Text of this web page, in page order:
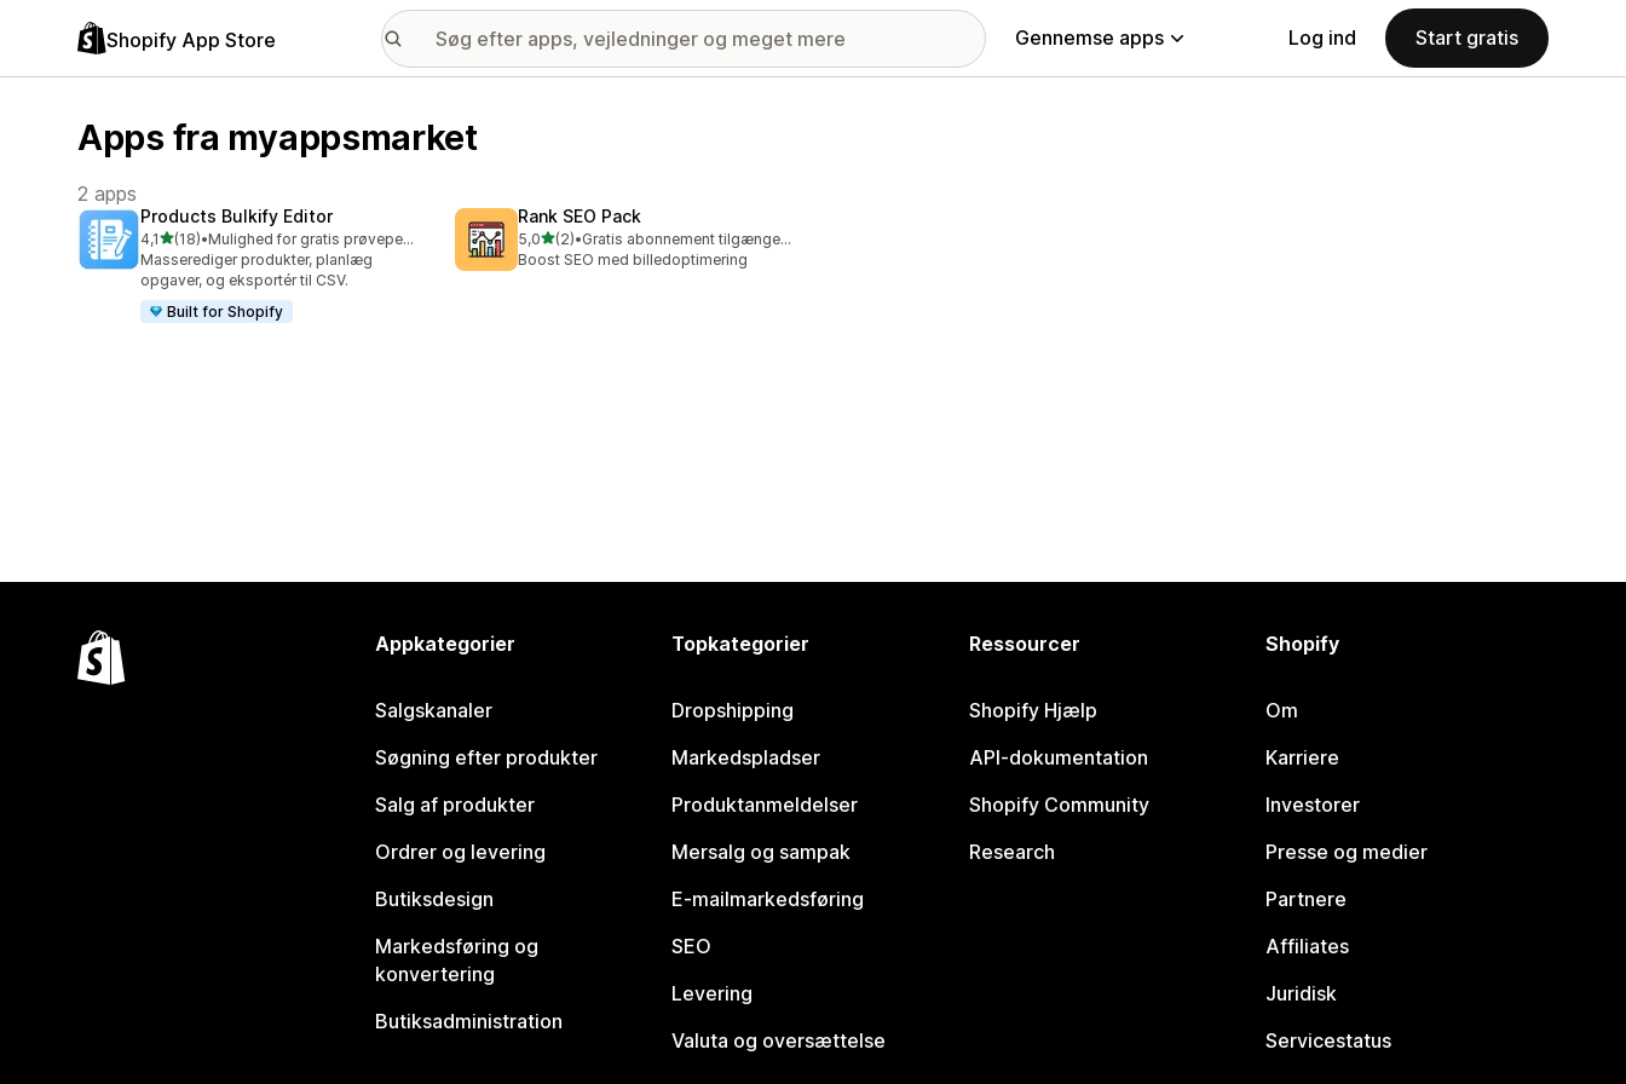
Shopify App Store Gennemse apps Log ind Start gratis
Apps fra myappsmarket
2 apps
Products Bulkify Editor
4,1ud af 5 stjerner
(18)
18 anmeldelser i alt
•
Mulighed for gratis prøveperiode
Masserediger produkter, planlæg
opgaver, og eksportér til CSV.
Built for Shopify
Rank SEO Pack
5,0ud af 5 stjerner
(2)
2 anmeldelser i alt
•
Gratis abonnement tilgængeligt
Boost SEO med billedoptimering
Appkategorier
Salgskanaler
Søgning efter produkter
Salg af produkter
Ordrer og levering
Butiksdesign
Markedsføring og
konvertering
Butiksadministration
Topkategorier
Dropshipping
Markedspladser
Produktanmeldelser
Mersalg og sampak
E-mailmarkedsføring
SEO
Levering
Valuta og oversættelse
Ressourcer
Shopify Hjælp
API-dokumentation
Shopify Community
Research
Shopify
Om
Karriere
Investorer
Presse og medier
Partnere
Affiliates
Juridisk
Servicestatus